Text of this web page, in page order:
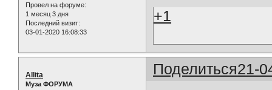
Провел на форуме:
1 месяц 3 дня
Последний визит:
03-01-2020 16:08:33
+1
Поделиться21-
Allita
Муза ФОРУМА